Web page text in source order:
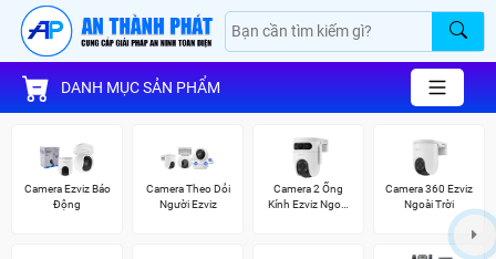
DANH MỤC SẢN PHẨM
Camera Ezviz Báo
Động
Camera Theo Dỏi
Người Ezviz
Camera 2 Ống
Kính Ezviz Ngoài
Camera 360 Ezviz
Ngoài Trời